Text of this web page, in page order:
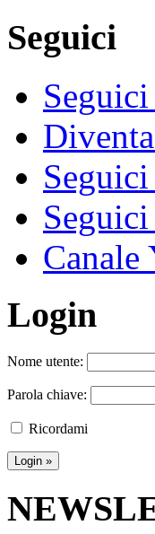
Seguici
Login
Nome utente:
Parola chiave:
Ricordami